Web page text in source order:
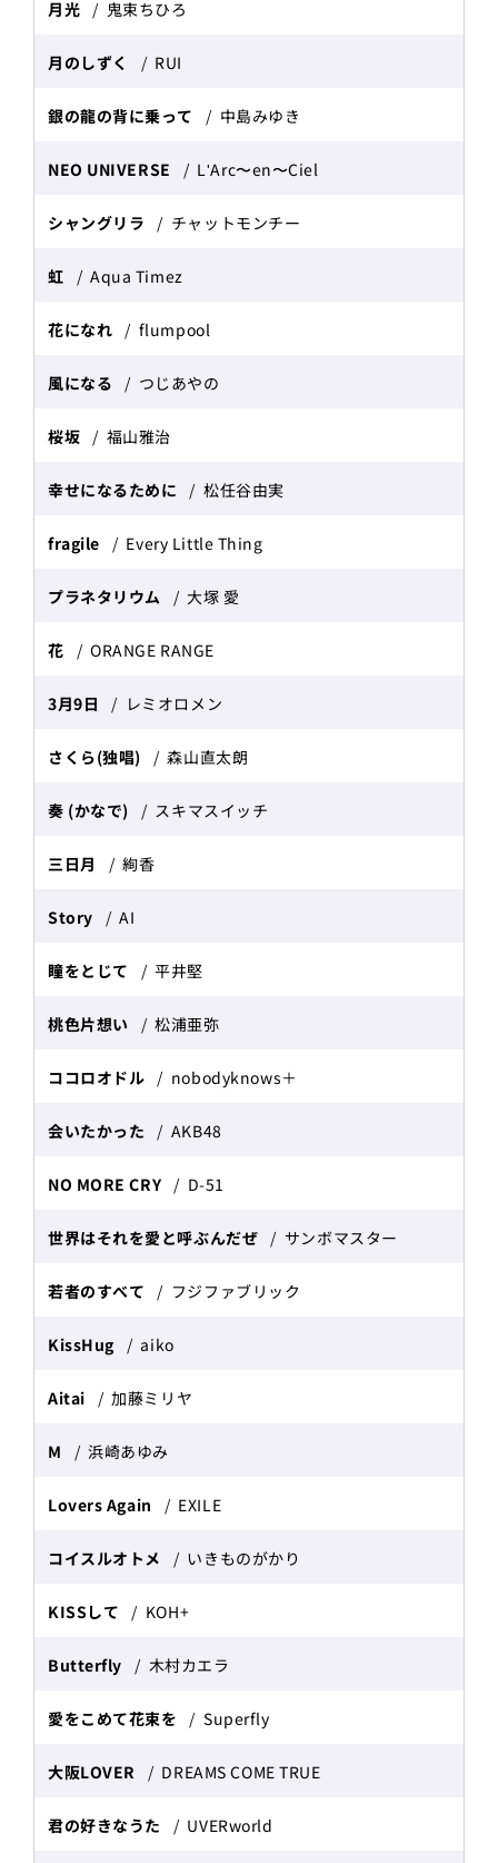
月光 鬼束ちひろ
月のしずく RUI
銀の龍の背に乗って 中島みゆき
NEO UNIVERSE L'Arc〜en〜Ciel
シャングリラ チャットモンチー
虹 Aqua Timez
花になれ flumpool
風になる つじあやの
桜坂 福山雅治
幸せになるために 松任谷由実
fragile Every Little Thing
プラネタリウム 大塚 愛
花 ORANGE RANGE
3月9日 レミオロメン
さくら(独唱) 森山直太朗
奏 (かなで) スキマスイッチ
三日月 絢香
Story AI
瞳をとじて 平井堅
桃色片想い 松浦亜弥
ココロオドル nobodyknows＋
会いたかった AKB48
NO MORE CRY D-51
世界はそれを愛と呼ぶんだぜ サンボマスター
若者のすべて フジファブリック
KissHug aiko
Aitai 加藤ミリヤ
M 浜崎あゆみ
Lovers Again EXILE
コイスルオトメ いきものがかり
KISSして KOH+
Butterfly 木村カエラ
愛をこめて花束を Superfly
大阪LOVER DREAMS COME TRUE
君の好きなうた UVERworld